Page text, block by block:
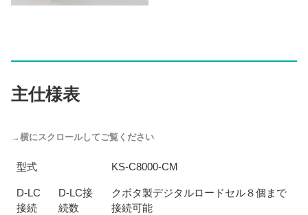
主仕様表
型式 KS-C8000-CM
D-LC
接続
D-LC接
続数
クボタ製デジタルロードセル８個まで
接続可能